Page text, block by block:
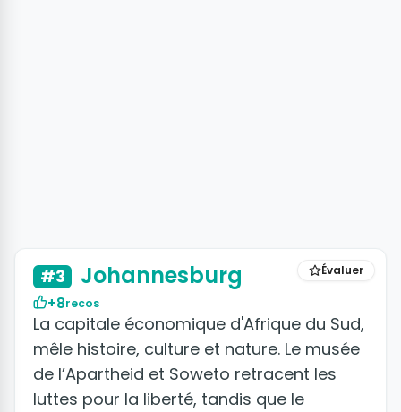
Évaluer
#3 Johannesburg
+8recos
La capitale économique d'Afrique du Sud,
mêle histoire, culture et nature. Le musée
de l’Apartheid et Soweto retracent les
luttes pour la liberté, tandis que le